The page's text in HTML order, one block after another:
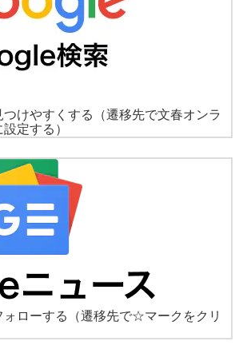
けやすくする
（遷移先で文春オンラ
定する）
ローする
（遷移先で☆マークをクリ